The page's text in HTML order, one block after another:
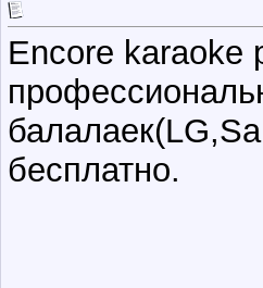
Encore karaoke
бесплатно.